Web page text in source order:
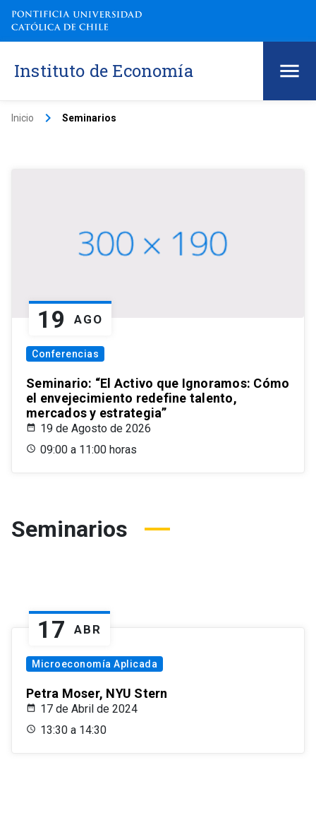
Instituto de Economía
Inicio keyboard_arrow_right Seminarios
19 AGO
Conferencias
Seminario: “El Activo que Ignoramos: Cómo
el envejecimiento redefine talento,
mercados y estrategia”
19 de Agosto de 2026
09:00 a 11:00 horas
Seminarios
17 ABR
Microeconomía Aplicada
Petra Moser, NYU Stern
17 de Abril de 2024
13:30 a 14:30